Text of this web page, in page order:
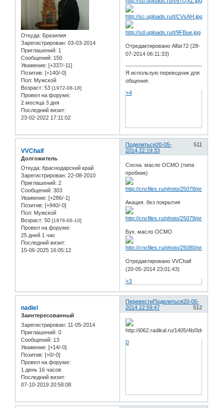
Откуда: Бразилия
Зарегистрирован: 03-03-2014
Приглашений: 1
Сообщений: 150
Уважение: [+337/-11]
Позитив: [+140/-0]
Пол: Мужской
Возраст: 53 [1972-08-18]
Провел на форуме:
2 месяца 3 дня
Последний визит:
23-02-2022 17:11:02
Отредактировано Alfar72 (28-
07-2014 06:11:33)
Я использую переводчик для
общения.
+4
Поделиться 511
20-05-
2014 22:19:33
VVChaif
Долгожитель
Откуда: Краснодарский край
Зарегистрирован: 22-08-2010
Приглашений: 2
Сообщений: 303
Уважение: [+286/-1]
Позитив: [+940/-0]
Пол: Мужской
Возраст: 50 [1976-06-10]
Провел на форуме:
25 дней 1 час
Последний визит:
15-06-2025 16:05:12
Сосна. масло ОСМО (типа
пробник)
Акация. без покрытия
Бук. масло ОСМО
Отредактировано VVChaif
(20-05-2014 23:01:43)
+3
ПеревестиПоделиться
512
20-05-
2014 22:59:47
nadiel
Заинтересованный
Зарегистрирован: 11-05-2014
Приглашений: 0
Сообщений: 13
Уважение: [+14/-0]
Позитив: [+0/-0]
Провел на форуме:
1 день 16 часов
Последний визит:
07-10-2019 20:58:08
0